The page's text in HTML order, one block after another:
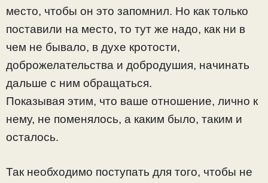
место, чтобы он это запомнил. Но как только
поставили на место, то тут же надо, как ни в
чем не бывало, в духе кротости,
доброжелательства и добродушия, начинать
дальше с ним обращаться.
Показывая этим, что ваше отношение, лично к
нему, не поменялось, а каким было, таким и
осталось.
Так необходимо поступать для того, чтобы не